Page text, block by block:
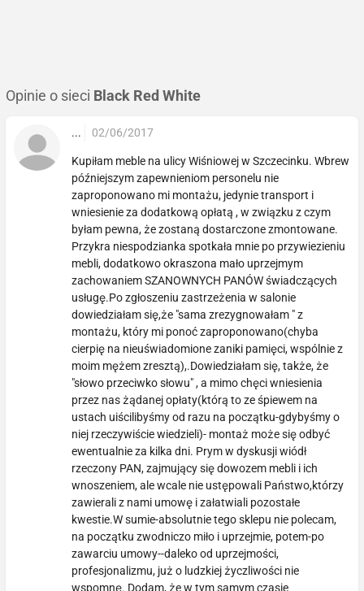
Opinie o sieci Black Red White
... 02/06/2017
Kupiłam meble na ulicy Wiśniowej w Szczecinku. Wbrew
późniejszym zapewnieniom personelu nie
zaproponowano mi montażu, jedynie transport i
wniesienie za dodatkową opłatą , w związku z czym
byłam pewna, że zostaną dostarczone zmontowane.
Przykra niespodzianka spotkała mnie po przywiezieniu
mebli, dodatkowo okraszona mało uprzejmym
zachowaniem SZANOWNYCH PANÓW świadczących
usługę.Po zgłoszeniu zastrzeżenia w salonie
dowiedziałam się,że "sama zrezygnowałam " z
montażu, który mi ponoć zaproponowano(chyba
cierpię na nieuświadomione zaniki pamięci, wspólnie z
moim mężem zresztą),.Dowiedziałam się, także, że
"słowo przeciwko słowu" , a mimo chęci wniesienia
przez nas żądanej opłaty(którą to ze śpiewem na
ustach uiścilibyśmy od razu na początku-gdybyśmy o
niej rzeczywiście wiedzieli)- montaż może się odbyć
ewentualnie za kilka dni. Prym w dyskusji wiódł
rzeczony PAN, zajmujący się dowozem mebli i ich
wnoszeniem, ale wcale nie ustępowali Państwo,którzy
zawierali z nami umowę i załatwiali pozostałe
kwestie.W sumie-absolutnie tego sklepu nie polecam,
na początku zwodniczo miło i uprzejmie, potem-po
zawarciu umowy--daleko od uprzejmości,
profesjonalizmu, już o ludzkiej życzliwości nie
wspomnę. Dodam, że w tym samym czasie